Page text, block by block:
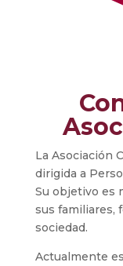
La Asociación
dirigida a
Su objetivo es
sus familiares,
sociedad.
Actualmente